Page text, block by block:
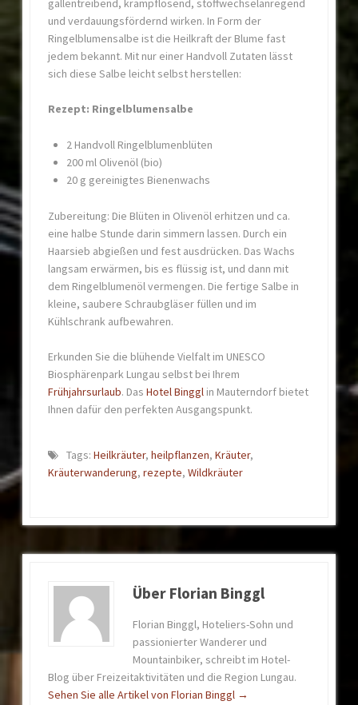
gallentreibend, krampflösend, stoffwechselanregend
und verdauungsfördernd wirken. In Form der
Ringelblumensalbe ist die Heilkraft der Blume fast
jedem bekannt. Mit nur einer Handvoll Zutaten lässt
sich diese Salbe leicht selbst herstellen:
Rezept: Ringelblumensalbe
2 Handvoll Ringelblumenblüten
200 ml Olivenöl (bio)
20 g gereinigtes Bienenwachs
Zubereitung: Die Blüten in Olivenöl erhitzen und ca.
eine halbe Stunde darin simmern lassen. Durch ein
Haarsieb abgießen und fest ausdrücken. Das Wachs
langsam erwärmen, bis es flüssig ist, und dann mit
dem Ringelblumenöl vermengen. Die fertige Salbe in
kleine, saubere Schraubgläser füllen und im
Kühlschrank aufbewahren.
Erkunden Sie die blühende Vielfalt im UNESCO
Biosphärenpark Lungau selbst bei Ihrem
Frühjahrsurlaub. DasHotel Binggl in Mauterndorf bietet
Ihnen dafür den perfekten Ausgangspunkt.
Tags: Heilkräuter, heilpflanzen, Kräuter,
Kräuterwanderung,rezepte,Wildkräuter
Über Florian Binggl
Florian Binggl, Hoteliers-Sohn und
passionierter Wanderer und
Mountainbiker, schreibt im Hotel-
Blog über Freizeitaktivitäten und die Region Lungau.
Sehen Sie alle Artikel von Florian Binggl →